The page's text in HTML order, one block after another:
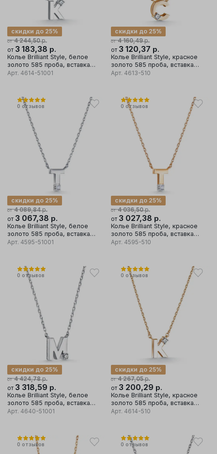
от 4 244,50р.
скидки до 25%
от 3 183,38 р.
Колье Brilliant Style, белое
золото 585 проба, вставка
бриллиант
Арт. 4614-51001
от 4 160,49р.
скидки до 25%
от 3 120,37 р.
Колье Brilliant Style, красное
золото 585 проба, вставка
бриллиант
Арт. 4613-510
0 отзывов
от 4 089,84р.
скидки до 25%
от 3 067,38 р.
Колье Brilliant Style, белое
золото 585 проба, вставка
бриллиант
Арт. 4595-51001
0 отзывов
от 4 036,50р.
скидки до 25%
от 3 027,38 р.
Колье Brilliant Style, красное
золото 585 проба, вставка
бриллиант
Арт. 4595-510
0 отзывов
от 4 424,78р.
скидки до 25%
от 3 318,59 р.
Колье Brilliant Style, белое
золото 585 проба, вставка
бриллиант
Арт. 4640-51001
0 отзывов
от 4 267,05р.
скидки до 25%
от 3 200,29 р.
Колье Brilliant Style, красное
золото 585 проба, вставка
бриллиант
Арт. 4614-510
0 отзывов 0 отзывов